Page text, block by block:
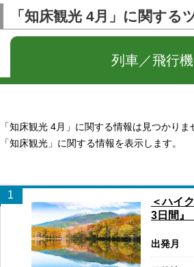
「知床観光 4月」に関する
列車／飛行
「知床観光 4月」に関する情報は見つかりま
「知床観光」に関する情報を表示します。
1
＜ハイ
3日間』
出発月